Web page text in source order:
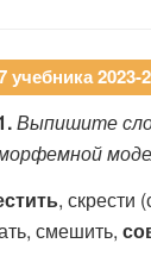
2023-
Выпишите
, скрести
смешить,